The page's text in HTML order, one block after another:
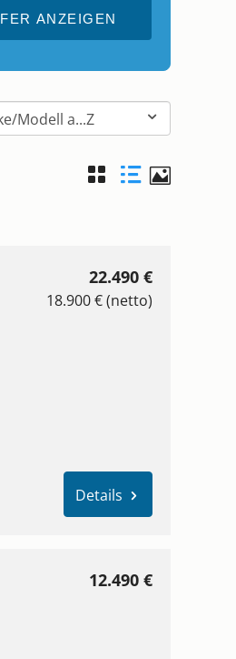
22.490 €
18.900 € (netto)
Details
12.490 €